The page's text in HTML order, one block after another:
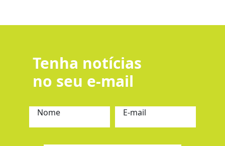
Tenha notícias
no seu e-mail
Nome E-mail